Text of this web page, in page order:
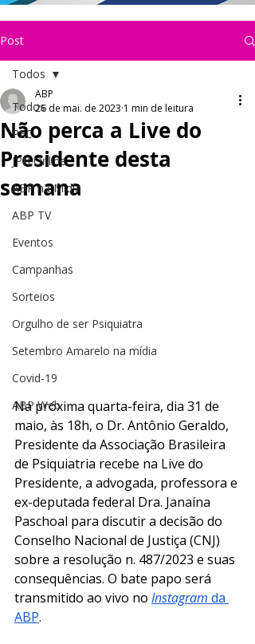
Post
Todos
PEC
JPH Online
ABP na Mídia
ABP TV
Eventos
Campanhas
Sorteios
Orgulho de ser Psiquiatra
Setembro Amarelo na mídia
Covid-19
ABP Web
Todos
Não perca a Live do
Presidente desta
semana
ABP
26 de mai. de 2023 1 min de leitura
Na próxima quarta-feira, dia 31 de
maio, às 18h, o Dr. Antônio Geraldo,
Presidente da Associação Brasileira
de Psiquiatria recebe na Live do
Presidente, a advogada, professora e
ex-deputada federal Dra. Janaína
Paschoal para discutir a decisão do
Conselho Nacional de Justiça (CNJ)
sobre a resolução n. 487/2023 e suas
consequências. O bate papo será
transmitido ao vivo no Instagram da
ABP.